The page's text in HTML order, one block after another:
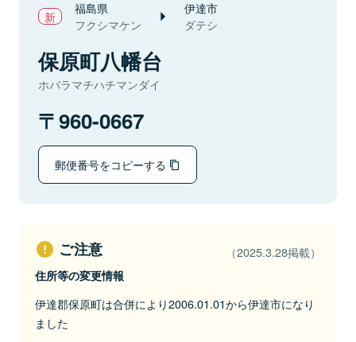
福島県
フクシマケン
伊達市
ダテシ
保原町八幡台
ホバラマチハチマンダイ
960-0667
郵便番号をコピーする
ご注意 （2025.3.28掲載）
住所等の変更情報
伊達郡保原町は合併により2006.01.01から伊達市になり
ました